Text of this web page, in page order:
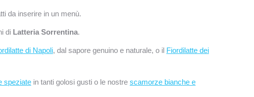
da inserire in un menù.
di Latteria Sorrentina.
di Napoli, dal sapore genuino e naturale, o il Fiordilatte dei
speziate in tanti golosi gusti o le nostre scamorze bianche e